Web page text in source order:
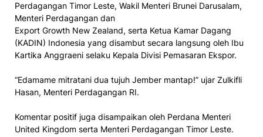
Perdagangan Timor Leste, Wakil Menteri Brunei Darusalam,
Menteri Perdagangan dan
Export Growth New Zealand, serta Ketua Kamar Dagang
(KADIN) Indonesia yang disambut secara langsung oleh Ibu
Kartika Anggraeni selaku Kepala Divisi Pemasaran Ekspor.
“Edamame mitratani dua tujuh Jember mantap!” ujar Zulkifli
Hasan, Menteri Perdagangan RI.
Komentar positif juga disampaikan oleh Perdana Menteri
United Kingdom serta Menteri Perdagangan Timor Leste.